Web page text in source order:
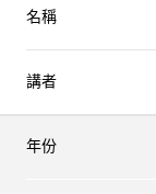
名稱
講者
年份